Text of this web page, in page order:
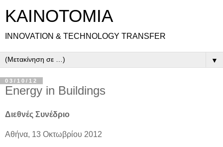
ΚΑΙΝΟΤΟΜΙΑ
INNOVATION & TECHNOLOGY TRANSFER
▼
03/10/12
Energy in Buildings
Διεθνές Συνέδριο
Αθήνα, 13 Οκτωβρίου 2012